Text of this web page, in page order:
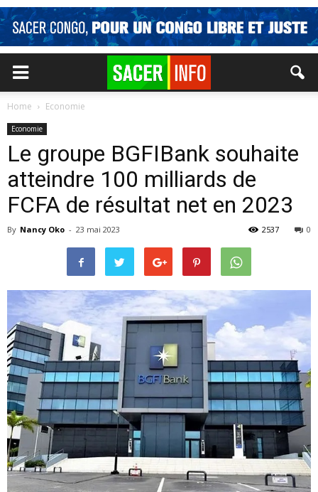
Home Economie
Economie
Le groupe BGFIBank souhaite
atteindre 100 milliards de
FCFA de résultat net en 2023
By Nancy Oko - 23 mai 2023 0
2537